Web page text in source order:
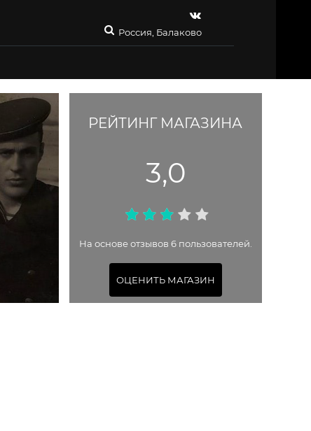
Россия, Балаково
РЕЙТИНГ МАГАЗИНА
3,0
На основе отзывов 6 пользователей.
ОЦЕНИТЬ МАГАЗИН